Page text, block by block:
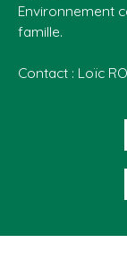
Environnement
famille.
Contact : Loïc